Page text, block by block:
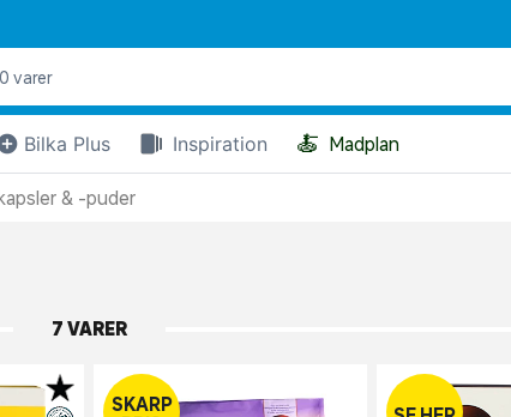
Bilka Plus Inspiration 🍝 Madplan
& -puder
7 VARER
SKARP